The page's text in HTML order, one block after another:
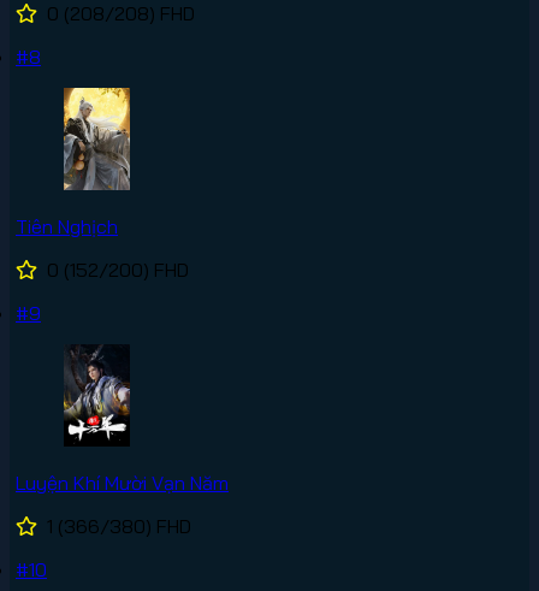
0 (208/208) FHD
#8
Tiên Nghịch
0 (152/200) FHD
#9
Luyện Khí Mười Vạn Năm
1 (366/380) FHD
#10